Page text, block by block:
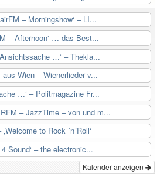
– Morningshow‘ – LI...
– Afternoon‘ … das Best...
Ansichtssache …‘ – Thekla...
aus Wien – Wienerlieder v...
…‘ – Politmagazine Fr...
– JazzTime – von und m...
to Rock ´n´Roll‘
4 Sound‘ – the electronic...
Kalender anzeigen